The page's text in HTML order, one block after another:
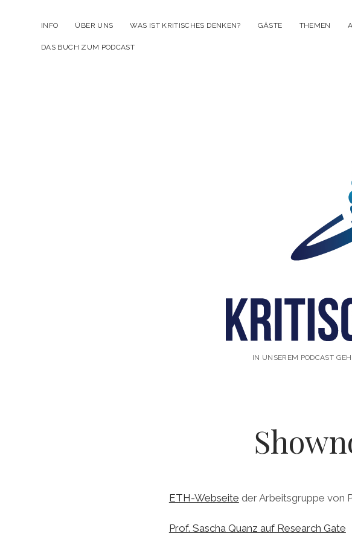
INFO ÜBER UNS WAS IST KRITISCHES DENKEN? GÄSTE THEMEN
DAS BUCH ZUM PODCAST
IN UNSEREM PODCAST
ETH-Webseite der Arbeitsgruppe von
Prof. Sascha Quanz auf Research Gate